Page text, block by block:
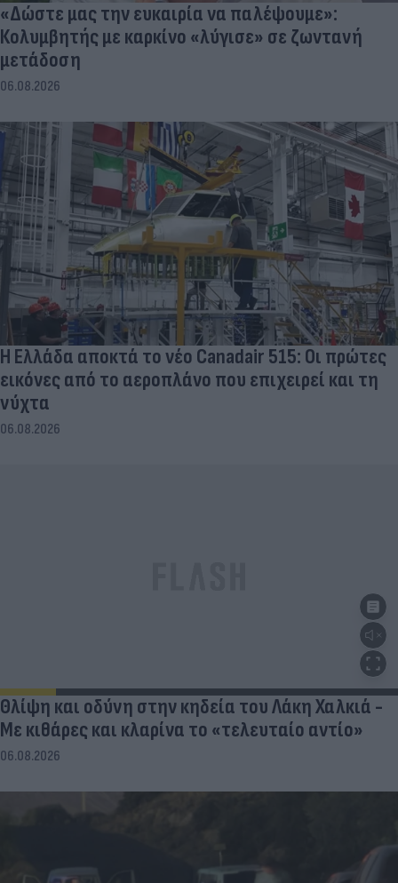
«Δώστε μας την ευκαιρία να παλέψουμε»:
Κολυμβητής με καρκίνο «λύγισε» σε ζωντανή
μετάδοση
06.08.2026
Η Ελλάδα αποκτά το νέο Canadair 515: Οι πρώτες
εικόνες από το αεροπλάνο που επιχειρεί και τη
νύχτα
06.08.2026
Θλίψη και οδύνη στην κηδεία του Λάκη Χαλκιά -
Με κιθάρες και κλαρίνα το «τελευταίο αντίο»
06.08.2026